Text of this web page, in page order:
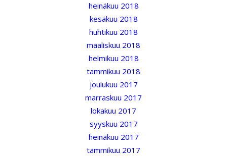
heinäkuu 2018
kesäkuu 2018
huhtikuu 2018
maaliskuu 2018
helmikuu 2018
tammikuu 2018
joulukuu 2017
marraskuu 2017
lokakuu 2017
syyskuu 2017
heinäkuu 2017
tammikuu 2017